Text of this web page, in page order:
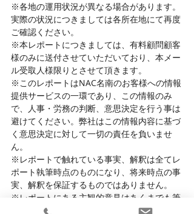
※各地の運用状況が異なる場合があります。
実際の状況につきましては各所在地にて再度
ご確認ください。
※本レポートにつきましては、有料顧問顧客
様のみに送付させていただいており、本メー
ル受取人様限りとさせて頂きます。
※このレポートはNAC名南のお客様への情報
提供サービスの一環であり、この情報のみ
で、人事・労務の判断、意思決定を行う事は
避けてください。弊社はこの情報内容に基づ
く意思決定に対して一切の責任を負いませ
ん。
※レポートで触れている事実、解釈は全てレ
ポート執筆時点のものになり、将来時点の事
実、解釈を保証するものではありません。
※レポートにある主観的意見はあくまでも筆
者個人の意見又は主観であり、所属する団体